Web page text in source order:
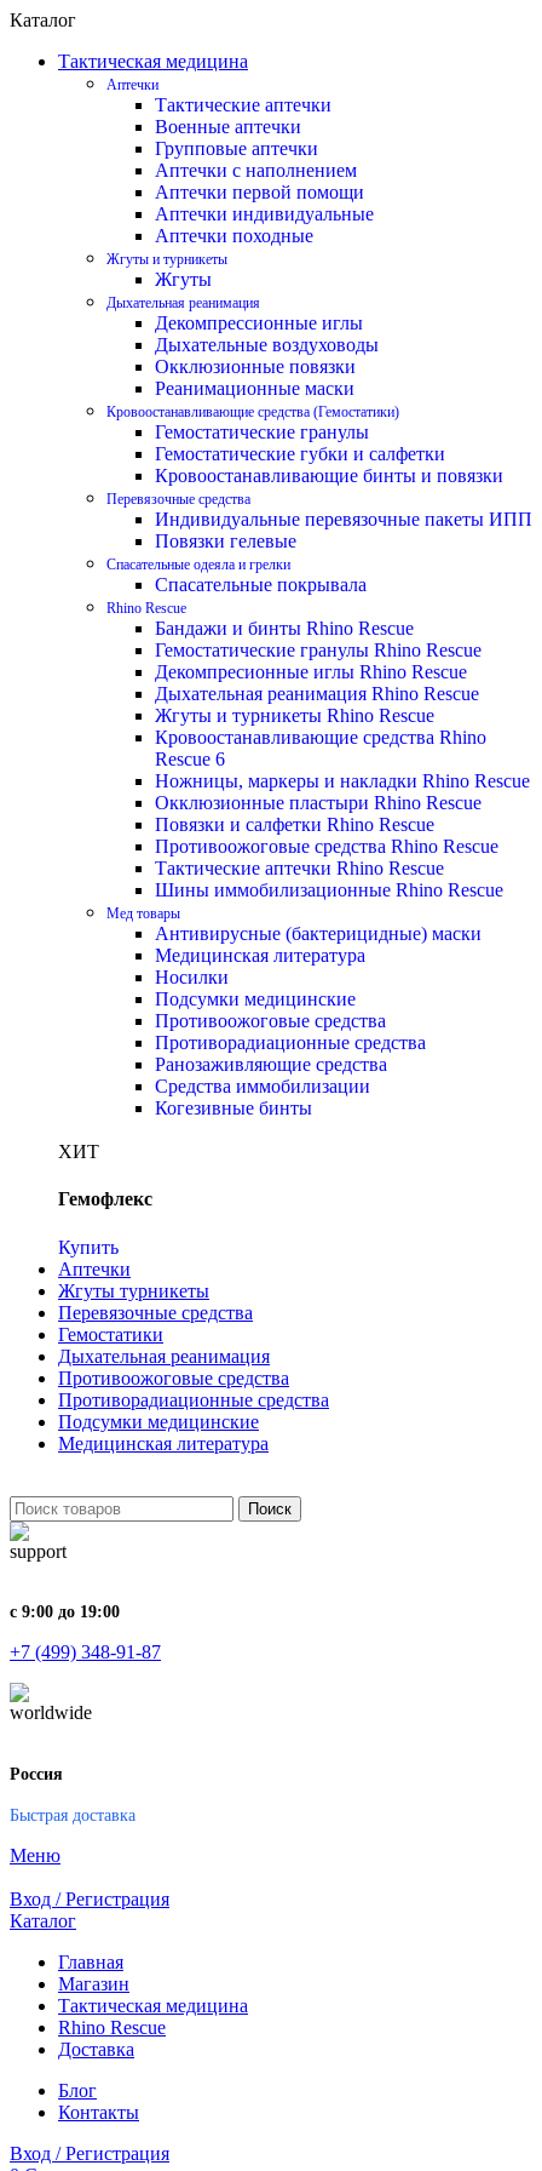
Каталог
Тактическая медицина
Аптечки
Тактические аптечки
Военные аптечки
Групповые аптечки
Аптечки с наполнением
Аптечки первой помощи
Аптечки индивидуальные
Аптечки походные
Жгуты и турникеты
Жгуты
Дыхательная реанимация
Декомпрессионные иглы
Дыхательные воздуховоды
Окклюзионные повязки
Реанимационные маски
Кровоостанавливающие средства (Гемостатики)
Гемостатические гранулы
Гемостатические губки и салфетки
Кровоостанавливающие бинты и повязки
Перевязочные средства
Индивидуальные перевязочные пакеты ИПП
Повязки гелевые
Спасательные одеяла и грелки
Спасательные покрывала
Rhino Rescue
Бандажи и бинты Rhino Rescue
Гемостатические гранулы Rhino Rescue
Декомпресионные иглы Rhino Rescue
Дыхательная реанимация Rhino Rescue
Жгуты и турникеты Rhino Rescue
Кровоостанавливающие средства Rhino
Rescue 6
Ножницы, маркеры и накладки Rhino Rescue
Окклюзионные пластыри Rhino Rescue
Повязки и салфетки Rhino Rescue
Противоожоговые средства Rhino Rescue
Тактические аптечки Rhino Rescue
Шины иммобилизационные Rhino Rescue
Мед товары
Антивирусные (бактерицидные) маски
Медицинская литература
Носилки
Подсумки медицинские
Противоожоговые средства
Противорадиационные средства
Ранозаживляющие средства
Средства иммобилизации
Когезивные бинты
ХИТ
Гемофлекс
Купить
Аптечки
Жгуты турникеты
Перевязочные средства
Гемостатики
Дыхательная реанимация
Противоожоговые средства
Противорадиационные средства
Подсумки медицинские
Медицинская литература
Поиск
с 9:00 до 19:00
+7 (499) 348-91-87
Россия
Быстрая доставка
Меню
Вход / Регистрация
Каталог
Главная
Магазин
Тактическая медицина
Rhino Rescue
Доставка
Блог
Контакты
Вход / Регистрация